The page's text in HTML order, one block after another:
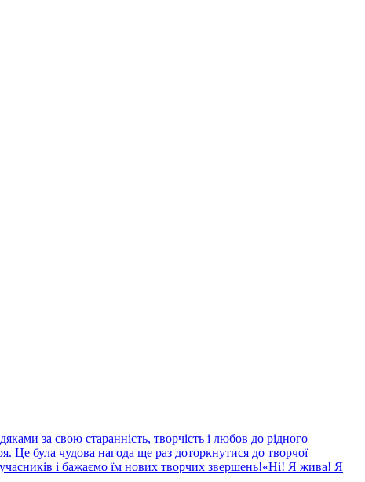
за свою старанність, творчість і любов до рідного
Це була чудова нагода ще раз доторкнутися до творчої
учасників і бажаємо їм нових творчих звершень!«Ні! Я жива! Я